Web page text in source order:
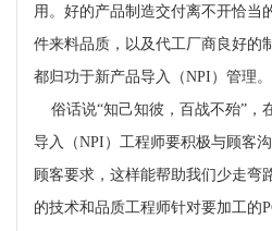
用。好的产品制造交付离不开恰当
件来料品质，以及代工厂商良好的
都归功于新产品导入（NPI ）管理。
俗话说“知己知彼，百战不殆”，
导入（NPI ）工程师要积极与顾客
顾客要求，这样能帮助我们少走弯
的技术和品质工程师针对要加工的